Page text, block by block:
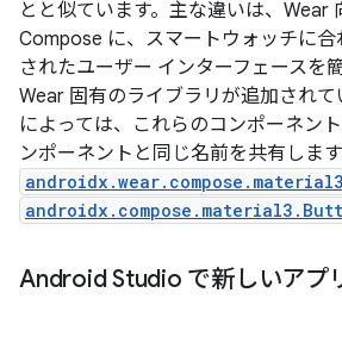
とと似ています。主な違いは、Wear
Compose に、スマートウォッチに
されたユーザー インターフェースを
Wear 固有のライブラリが追加され
によっては、これらのコンポーネン
ンポーネントと同じ名前を共有しま
Android Studio で新しいアプ